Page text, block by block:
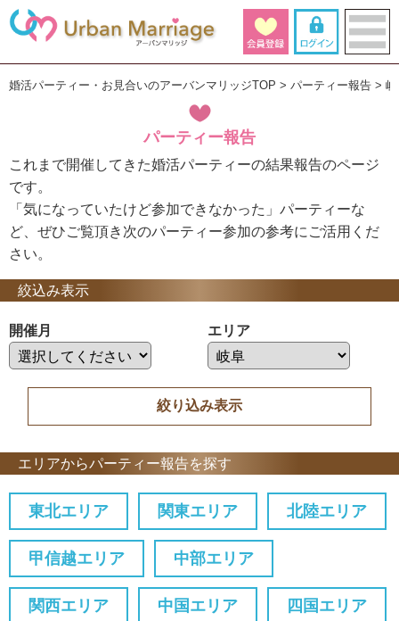
婚活パーティー・お見合いのアーバンマリッジTOP パーティー報告
パーティー報告
これまで開催してきた婚活パーティーの結果報告のページ
です。
「気になっていたけど参加できなかった」パーティーな
ど、ぜひご覧頂き次のパーティー参加の参考にご活用くだ
さい。
絞込み表示
開催月 エリア
エリアからパーティー報告を探す
東北エリア 関東エリア 北陸エリア
甲信越エリア 中部エリア
関西エリア 中国エリア 四国エリア